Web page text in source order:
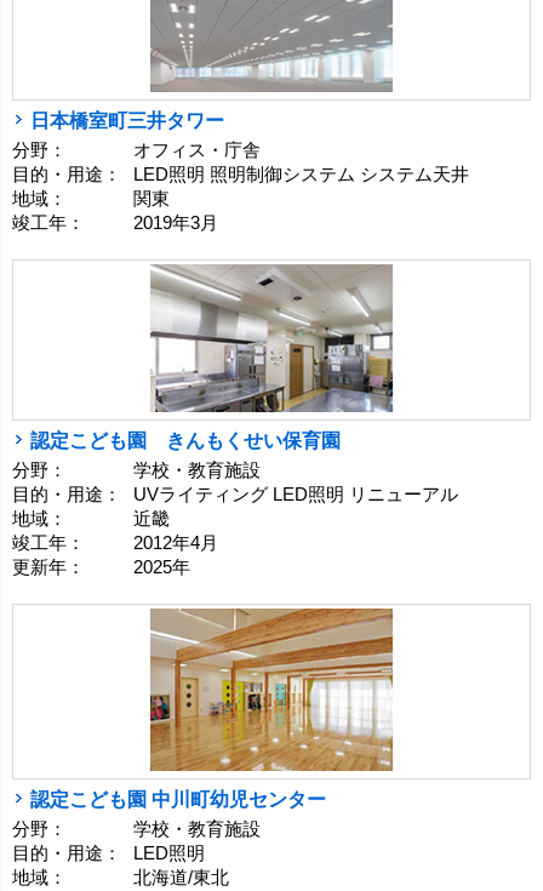
日本橋室町三井タワー
分野：
オフィス・庁舎
目的・用途：
LED照明 照明制御システム システム天井
地域：
関東
竣工年：
2019年3月
認定こども園 きんもくせい保育園
分野：
学校・教育施設
目的・用途：
UVライティング LED照明 リニューアル
地域：
近畿
竣工年：
2012年4月
更新年：
2025年
認定こども園 中川町幼児センター
分野：
学校・教育施設
目的・用途：
LED照明
地域：
北海道/東北